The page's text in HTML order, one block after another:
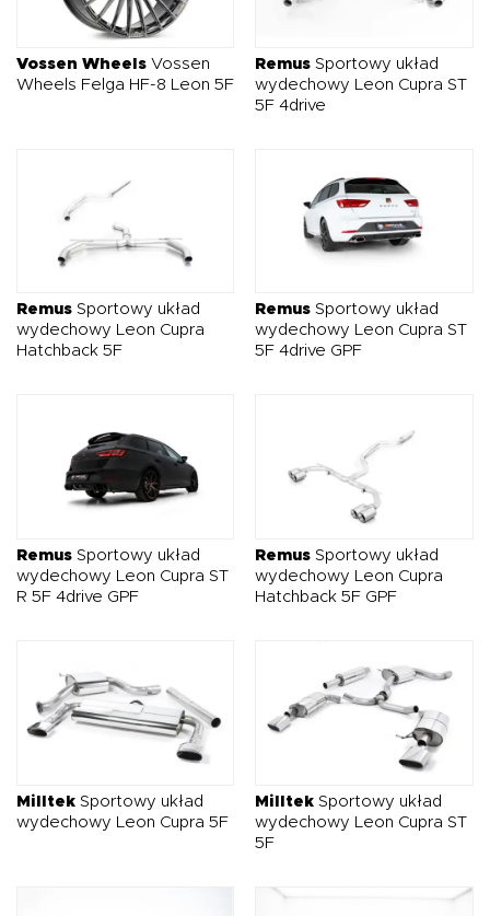
Vossen Wheels Vossen
Wheels Felga HF-8 Leon 5F
Remus Sportowy układ
wydechowy Leon Cupra ST
5F 4drive
Remus Sportowy układ
wydechowy Leon Cupra
Hatchback 5F
Remus Sportowy układ
wydechowy Leon Cupra ST
5F 4drive GPF
Remus Sportowy układ
wydechowy Leon Cupra ST
R 5F 4drive GPF
Remus Sportowy układ
wydechowy Leon Cupra
Hatchback 5F GPF
Milltek Sportowy układ
wydechowy Leon Cupra 5F
Milltek Sportowy układ
wydechowy Leon Cupra ST
5F